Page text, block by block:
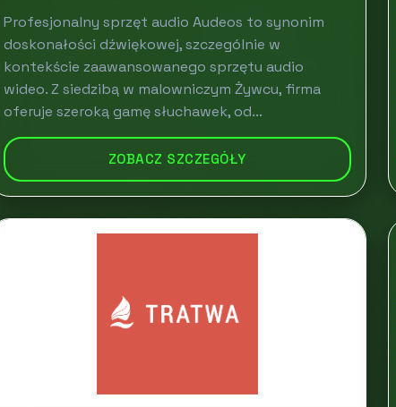
Profesjonalny sprzęt audio Audeos to synonim
doskonałości dźwiękowej, szczególnie w
kontekście zaawansowanego sprzętu audio
wideo. Z siedzibą w malowniczym Żywcu, firma
oferuje szeroką gamę słuchawek, od...
ZOBACZ SZCZEGÓŁY